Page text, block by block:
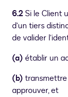
6.2Si le Client
d’un tiers
de valider
(a) établir un
(b) transmettre
approuver, et